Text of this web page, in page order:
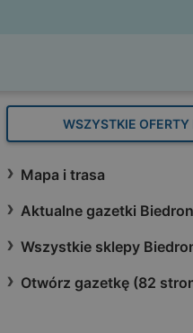
WSZYSTKIE OFERTY
Mapa i trasa
Aktualne gazetki
Wszystkie sklepy
Otwórz gazetkę (82